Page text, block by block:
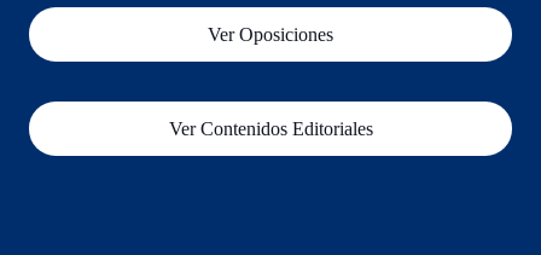
Ver Oposiciones
Ver Contenidos Editoriales